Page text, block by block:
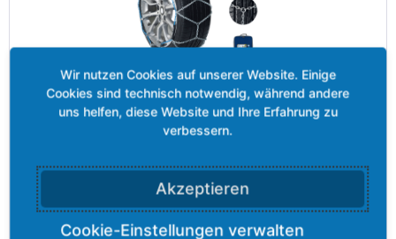
Grizzly-PRO COMPACT 100 - 9,00 mm
bewältigen Sie auch extreme Situationen.
Inhalt3.6 Kilogramm
85,68 €
Akzeptieren